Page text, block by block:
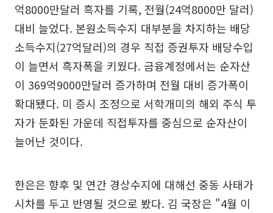
억8000만달러 흑자를 기록, 전월(24억8000만 달러)
대비 늘었다. 본원소득수지 대부분을 차지하는 배당
소득수지(27억달러)의 경우 직접 증권투자 배당수입
이 늘면서 흑자폭을 키웠다. 금융계정에서는 순자산
이 369억9000만달러 증가하며 전월 대비 증가폭이
확대됐다. 미 증시 조정으로 서학개미의 해외 주식 투
자가 둔화된 가운데 직접투자를 중심으로 순자산이
늘어난 것이다.
한은은 향후 및 연간 경상수지에 대해선 중동 사태가
시차를 두고 반영될 것으로 봤다. 김 국장은 "4월 이